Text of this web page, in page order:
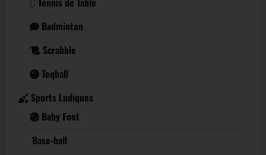
Badminton
Scrabble
Teqball
Sports Ludiques
Baby Foot
Base-ball